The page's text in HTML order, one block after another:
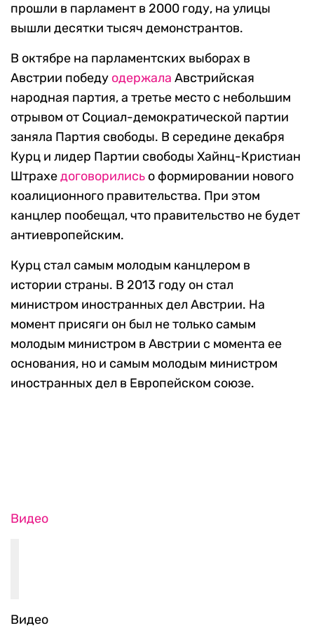
прошли в парламент в 2000 году, на улицы
вышли десятки тысяч демонстрантов.
В октябре на парламентских выборах в
Австрии победу одержала Австрийская
народная партия, а третье место с небольшим
отрывом от Социал-демократической партии
заняла Партия свободы. В середине декабря
Курц и лидер Партии свободы Хайнц-Кристиан
Штрахедоговорились о формировании нового
коалиционного правительства. При этом
канцлер пообещал, что правительство не будет
антиевропейским.
Курц стал самым молодым канцлером в
истории страны. В 2013 году он стал
министром иностранных дел Австрии. На
момент присяги он был не только самым
молодым министром в Австрии с момента ее
основания, но и самым молодым министром
иностранных дел в Европейском союзе.
Видео
Видео